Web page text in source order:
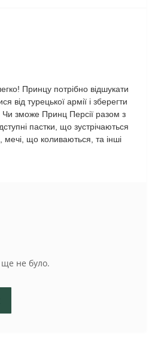
Принцу потрібно відшукати
від турецької армії і зберегти
Чи зможе Принц Персії разом з
пастки, що зустрічаються
що коливаються, та інші
ще не було.